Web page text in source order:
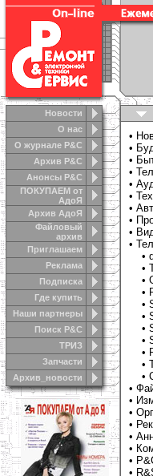
Новости
О нас
О журнале Р&С
Архив Р&С
Анонсы Р&C
ПОКУПАЕМ от
АдоЯ
Архив АдоЯ
Файловый
архив
Приглашаем
Реклама
Подписка
Где купить
Наши партнеры
Поиск Р&С
ТРИЗ
Запчасти
Архив_новости
•
•
•
•
•
•
•
•
•
•
•
•
•
•
•
•
•
•
•
•
•
•
•
•
•
•
•
•
•